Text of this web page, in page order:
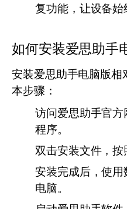
复功能，让设备始
如何安装爱思助手
安装爱思助手电脑版相
本步骤：
访问爱思助手官
程序。
双击安装文件，按
安装完成后，使
电脑。